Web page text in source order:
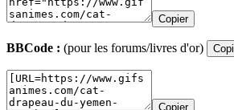
Copier
BBCode : (pour les forums/livres d'or)
Copier